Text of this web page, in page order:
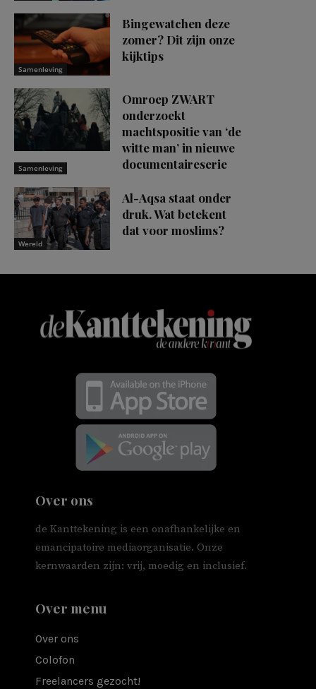
Samenleving
Bingewatchen deze
zomer? Dit zijn onze
kijktips
Samenleving
Omroep ZWART
onderzoekt
machtspositie van ‘de
witte man’ in nieuwe
documentaireserie
Wereld
Al-Aqsa staat onder
druk. Wat betekent
dat voor moslims?
Over ons
de Kanttekening is een onafhankelijke en
emancipatoire mediaorganisatie. Onze
kernwaarden zijn: vrij, moedig en inclusief.
Over menu
Over ons
Colofon
Freelancers gezocht!